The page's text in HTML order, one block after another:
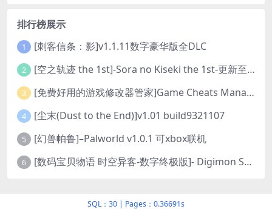
排行榜展示
1 [刺客信条：影]v1.1.11数字豪华版全DLC
2 [空之轨迹 the 1st]-Sora no Kiseki the 1st-更新至v1.06.4-全DLC
3 [免费好用的游戏修改器管家]Game Cheats Manager
4 [尘末(Dust to the End)]v1.01 build9321107
5 [幻兽帕鲁]–Palworld v1.0.1 可xbox联机
6 [数码宝贝物语 时空异客-数字终极版]- Digimon Story Time Stranger-Build.23514637
SQL：30 | Pages：0.36691s